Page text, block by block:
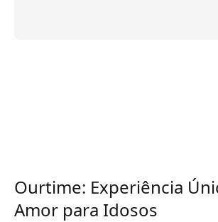
Ourtime: Experiência
Amor para Idosos